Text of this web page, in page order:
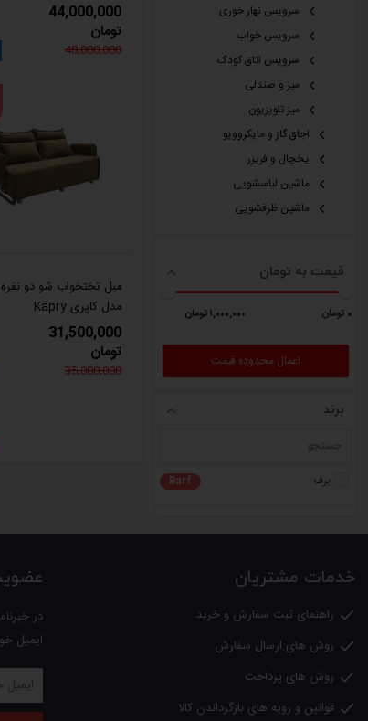
سرویس نهار خوری
سرویس خواب
سرویس اتاق کودک
میز و صندلی
میز تلویزیون
اجاق گاز و مایکروویو
یخچال و فریزر
ماشین لباسشویی
ماشین ظرفشویی
قیمت به تومان
٠ تومان ١,٠٠٠,٠٠٠ تومان
برند
برف Barf
44,000,000
تومان
48,000,000
مبل تختخواب شو دو
مدل کاپری Kapry
31,500,000
تومان
35,000,000
خدمات مشتریان
 راهنمای ثبت سفارش و خرید
 روش های ارسال سفارش
 روش های پرداخت
 قوانین و رویه های بازگرداندن کالا
در
ایمیل